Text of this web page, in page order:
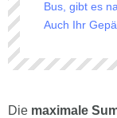
Bus, gibt es
Auch Ihr
Die maximale